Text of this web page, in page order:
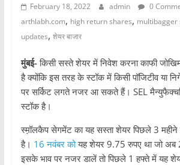
February 18, 2022 admin
0
arthlabh.com, high return shares, multibagger
updates, शेयर बाजार
मुंबई-किसी सस्ते शेयर में निवेश करना काफी जोखिम
है क्योंकि इस तरह के स्टॉक में किसी पॉजिटीव या
पर सर्किट लगते नजर आ सकते हैं। SEL
स्टॉक है।
स्म़ॉलकैप सेगमेंट का यह सस्ता शेयर पिछले 3 महीने
है। 16 नवंबर कोयह शेयर 9.75 रुपए था जो अब
इसके भाव पर नजर डालें तो पिछले 1 हफ्ते में यह